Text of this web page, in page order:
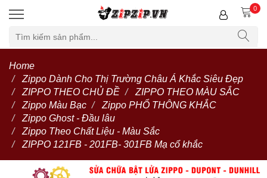
0
Home
Zippo Dành Cho Thị Trường Châu Á Khắc Siêu Đẹp
ZIPPO THEO CHỦ ĐỀ
ZIPPO THEO MÀU SẮC
Zippo Màu Bạc
Zippo PHỔ THÔNG KHẮC
Zippo Ghost - Đầu lâu
Zippo Theo Chất Liệu - Màu Sắc
ZIPPO 121FB - 201FB- 301FB Mạ cổ khắc